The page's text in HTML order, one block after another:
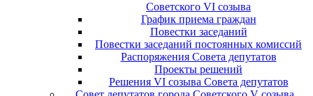
Советского VI созыва
График приема граждан
Повестки заседаний
Повестки заседаний постоянных комиссий
Распоряжения Совета депутатов
Проекты решений
Решения VI созыва Совета депутатов